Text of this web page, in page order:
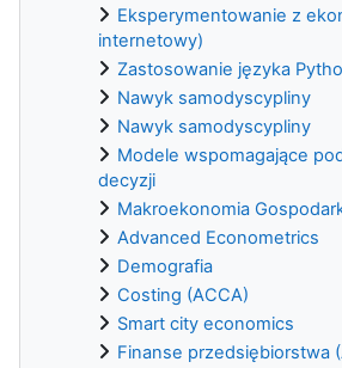
Eksperymentowanie z
internetowy)
Zastosowanie języka
Nawyk samodyscypliny
Nawyk samodyscypliny
Modele wspomagające
decyzji
Makroekonomia
Advanced Econometrics
Demografia
Costing (ACCA)
Smart city economics
Finanse przedsiębiorstwa